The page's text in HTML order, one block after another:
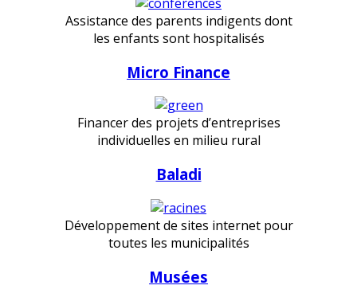
Assistance des parents indigents dont
les enfants sont hospitalisés
Micro Finance
Financer des projets d’entreprises
individuelles en milieu rural
Baladi
Développement de sites internet pour
toutes les municipalités
Musées